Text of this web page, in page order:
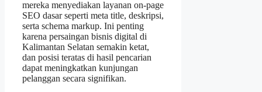
mereka menyediakan layanan on‑page
SEO dasar seperti meta title, deskripsi,
serta schema markup. Ini penting
karena persaingan bisnis digital di
Kalimantan Selatan semakin ketat,
dan posisi teratas di hasil pencarian
dapat meningkatkan kunjungan
pelanggan secara signifikan.